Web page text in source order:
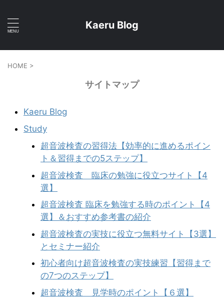
Kaeru Blog
HOME >
サイトマップ
Kaeru Blog
Study
超音波検査の習得法【効率的に進めるポイン
ト＆習得までの5ステップ】
超音波検査 臨床の勉強に役立つサイト【4
選】
超音波検査 臨床を勉強する時のポイント【4
選】＆おすすめ参考書の紹介
超音波検査の実技に役立つ無料サイト【3選】
とセミナー紹介
初心者向け超音波検査の実技練習【習得まで
の7つのステップ】
超音波検査 見学時のポイント【６選】